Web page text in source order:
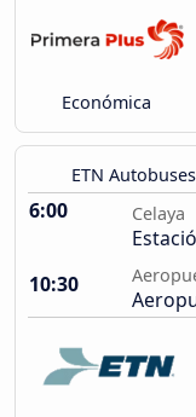
Económica
ETN Autobuses
6:00 Celaya
10:30